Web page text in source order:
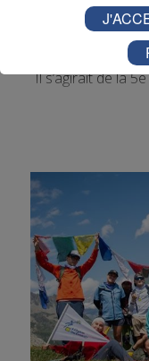
Annecy :
la
Il s’agirait de la